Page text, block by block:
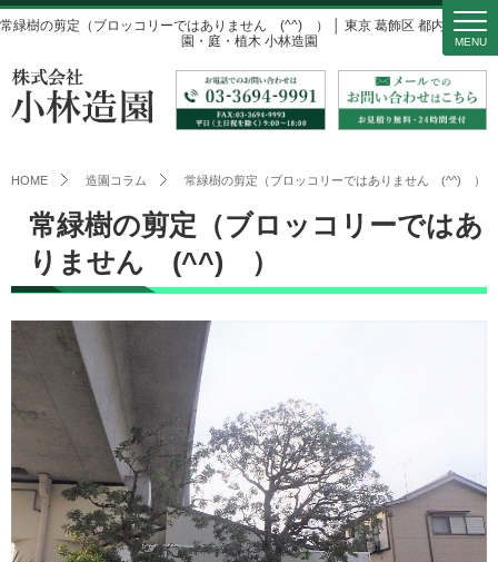
常緑樹の剪定（ブロッコリーではありません (^^) ） │ 東京 葛飾区 都内近郊の造
園・庭・植木 小林造園
MENU
HOME 造園コラム 常緑樹の剪定（ブロッコリーではありません (^^) ）
常緑樹の剪定（ブロッコリーではあ
りません (^^) ）